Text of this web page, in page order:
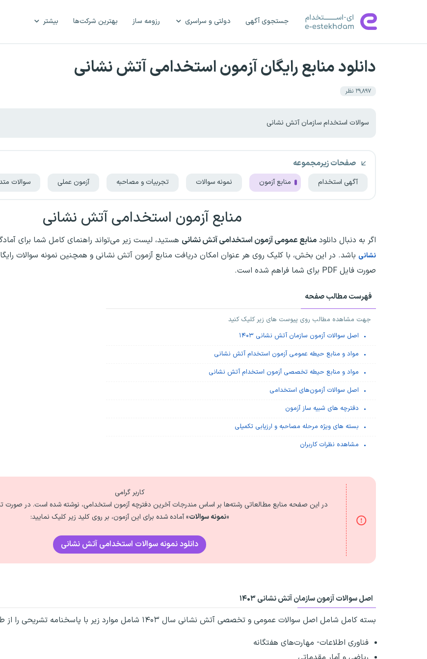
جستجوی آگهی دولتی و سراسری رزومه ساز بهترین شرکت‌ها بیشتر
دانلود منابع رایگان آزمون استخدامی آتش نشانی
۲۹٬۸۹۷ نظر
سوالات استخدام سازمان آتش نشانی
صفحات زیرمجموعه
آگهی استخدام منابع آزمون نمونه سوالات تجربیات و مصاحبه آزمون عملی سوالات
منابع آزمون استخدامی آتش نشانی
اگر به دنبال دانلود منابع عمومی آزمون استخدامی آتش نشانی هستید، لیست زیر می‌تواند راهنمای کامل شما برای
نشانی باشد. در این بخش، با کلیک روی هر عنوان امکان دریافت منابع آزمون آتش نشانی و همچنین نمونه سوالات
صورت فایل PDF برای شما فراهم شده است.
فهرست مطالب صفحه
جهت مشاهده مطالب روی پیوست های زیر کلیک کنید
اصل سوالات آزمون سازمان آتش نشانی ۱۴۰۳
مواد و منابع حیطه عمومی آزمون استخدام آتش نشانی
مواد و منابع حیطه تخصصی آزمون استخدام آتش نشانی
اصل سوالات آزمون‌های استخدامی
دفترچه های شبیه ساز آزمون
بسته های ویژه مرحله مصاحبه و ارزیابی تکمیلی
مشاهده نظرات کاربران
کاربر گرامی
در این صفحه منابع مطالعاتی رشته‌ها بر اساس مندرجات آخرین دفترچه آزمون استخدامی، نوشته شده است. در صورت
«نمونه سوالات» آماده شده برای این آزمون، بر روی کلید زیر کلیک نمایید:
دانلود نمونه سوالات استخدامی آتش نشانی
اصل سوالات آزمون سازمان آتش نشانی ۱۴۰۳
بسته کامل شامل اصل سوالات عمومی و تخصصی آتش نشانی سال ۱۴۰۳ شامل موارد زیر با پاسخنامه تشریحی را از طریق کلید زیر دریافت کنید:
فناوری اطلاعات- مهارت‌های هفتگانه